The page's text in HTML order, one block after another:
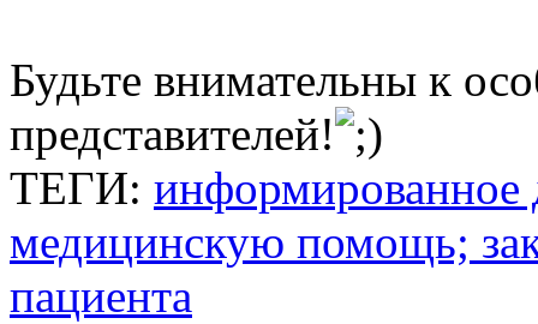
Будьте внимательны к
представителей!
ТЕГИ: информированное
медицинскую помощь;
пациента